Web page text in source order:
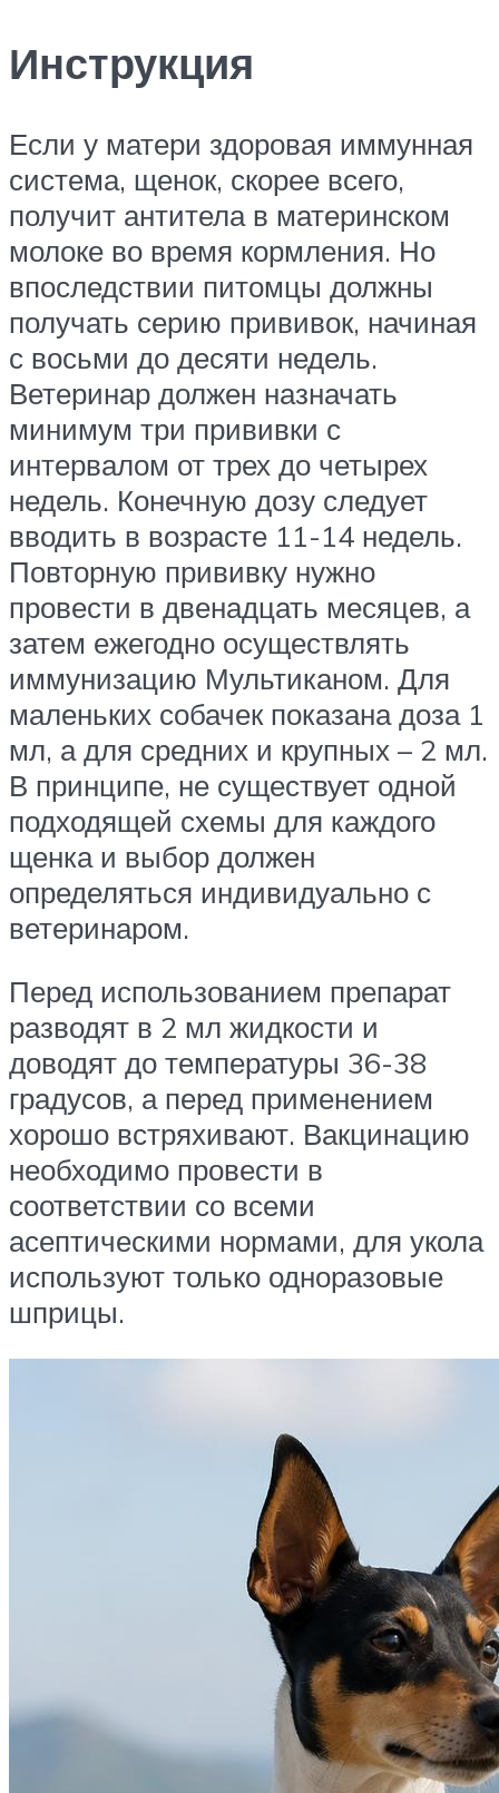
Инструкция
Если у матери здоровая иммунная
система, щенок, скорее всего,
получит антитела в материнском
молоке во время кормления. Но
впоследствии питомцы должны
получать серию прививок, начиная
с восьми до десяти недель.
Ветеринар должен назначать
минимум три прививки с
интервалом от трех до четырех
недель. Конечную дозу следует
вводить в возрасте 11-14 недель.
Повторную прививку нужно
провести в двенадцать месяцев, а
затем ежегодно осуществлять
иммунизацию Мультиканом. Для
маленьких собачек показана доза 1
мл, а для средних и крупных – 2 мл.
В принципе, не существует одной
подходящей схемы для каждого
щенка и выбор должен
определяться индивидуально с
ветеринаром.
Перед использованием препарат
разводят в 2 мл жидкости и
доводят до температуры 36-38
градусов, а перед применением
хорошо встряхивают. Вакцинацию
необходимо провести в
соответствии со всеми
асептическими нормами, для укола
используют только одноразовые
шприцы.